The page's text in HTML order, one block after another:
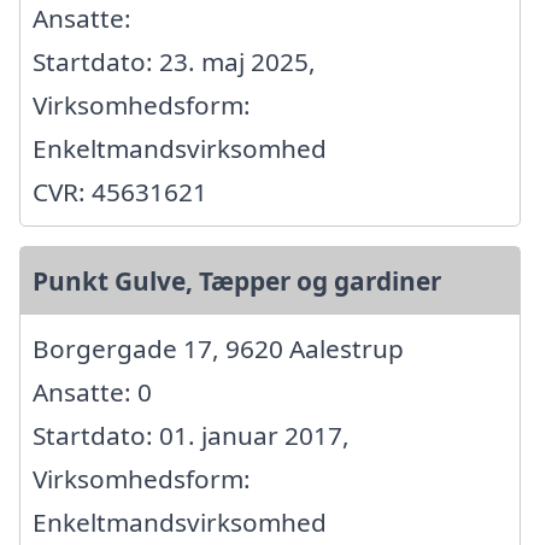
Ansatte:
Startdato: 23. maj 2025,
Virksomhedsform:
Enkeltmandsvirksomhed
CVR: 45631621
Punkt Gulve, Tæpper og gardiner
Borgergade 17, 9620 Aalestrup
Ansatte: 0
Startdato: 01. januar 2017,
Virksomhedsform:
Enkeltmandsvirksomhed